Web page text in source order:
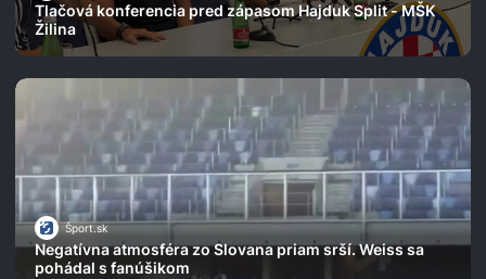
Tlačová konferencia pred zápasom Hajduk Split - MŠK
Žilina
Šport.sk
Negatívna atmosféra zo Slovana priam srší. Weiss sa
pohádal s fanúšikom